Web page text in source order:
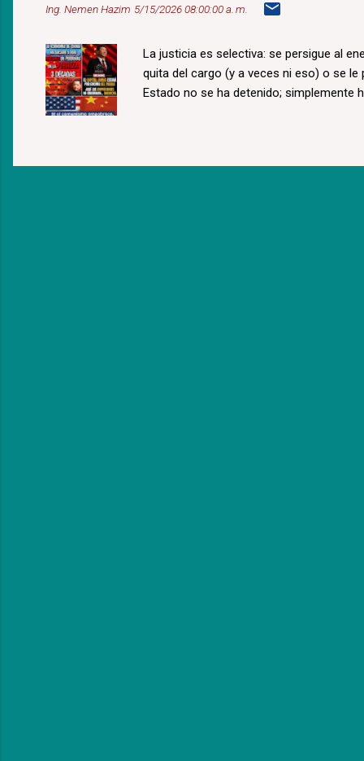
Ing. Nemen Hazim 5/15/2026 08:00:00 a. m.
La justicia es selectiva: se persigue al
quita del cargo (y a veces ni eso) o se
Estado no se ha detenido; simplemente